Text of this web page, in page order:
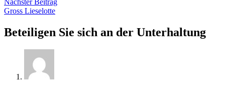
Nächster Beitrag
Gross Lieselotte
Beteiligen Sie sich an der Unterhaltung